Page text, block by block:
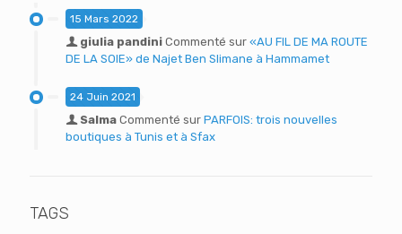
15 Mars 2022
giulia pandini Commenté sur «AU FIL DE MA ROUTE
DE LA SOIE» de Najet Ben Slimane à Hammamet
24 Juin 2021
Salma Commenté sur PARFOIS: trois nouvelles
boutiques à Tunis et à Sfax
TAGS